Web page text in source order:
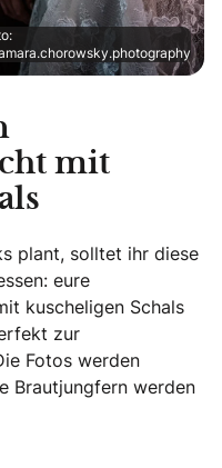
mit
plant, solltet ihr diese
eure
kuscheligen Schals
zur
Fotos werden
Brautjungfern werden